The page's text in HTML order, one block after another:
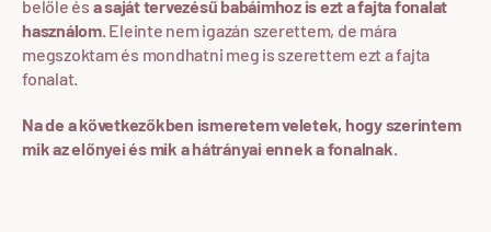
belőle és a saját tervezésű babáimhoz is ezt a fajta fonalat
használom. Eleinte nem igazán szerettem, de mára
megszoktam és mondhatni meg is szerettem ezt a fajta
fonalat.
Na de a következőkben ismeretem veletek, hogy szerintem
mik az előnyei és mik a hátrányai ennek a fonalnak.